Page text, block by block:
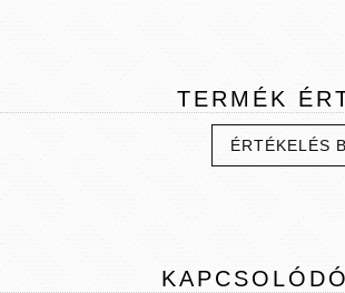
TERMÉK
ÉRTÉKELÉS
KAPCSOLÓDÓ